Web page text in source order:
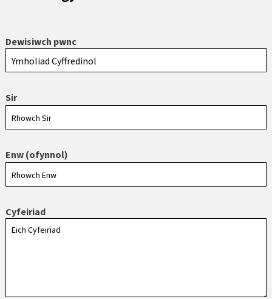
Dewisiwch pwnc
Sir
Enw (ofynnol)
Cyfeiriad